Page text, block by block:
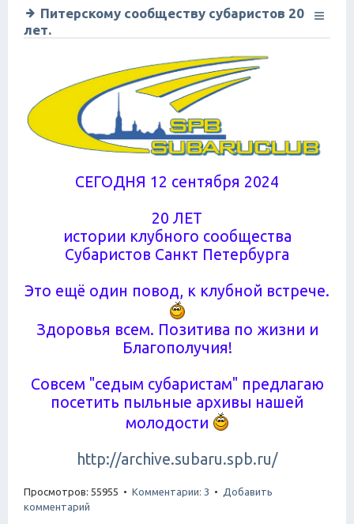
Питерскому сообществу субаристов 20
лет.
СЕГОДНЯ 12 сентября 2024
20 ЛЕТ
истории клубного сообщества
Субаристов Санкт Петербурга
Это ещё один повод, к клубной встрече.
Здоровья всем. Позитива по жизни и
Благополучия!
Совсем "седым субаристам" предлагаю
посетить пыльные архивы нашей
молодости
http://archive.subaru.spb.ru/
Просмотров: 55955 • Комментарии: 3 •
Добавить
комментарий